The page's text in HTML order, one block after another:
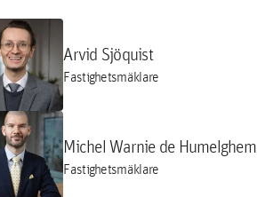
Arvid Sjöquist
Fastighetsmäklare
Michel Warnie de Humelghem
Fastighetsmäklare